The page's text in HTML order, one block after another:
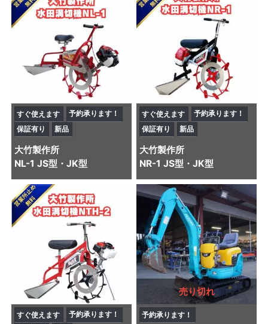
すぐ使えます
予約承ります！
保証有り
新品
大竹製作所
NL-1 JS型・JK型
すぐ使えます
予約承ります！
保証有り
新品
大竹製作所
NR-1 JS型・JK型
すぐ使えます
予約承ります！
売り切れ
予約承ります！